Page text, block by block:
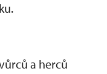
a herců